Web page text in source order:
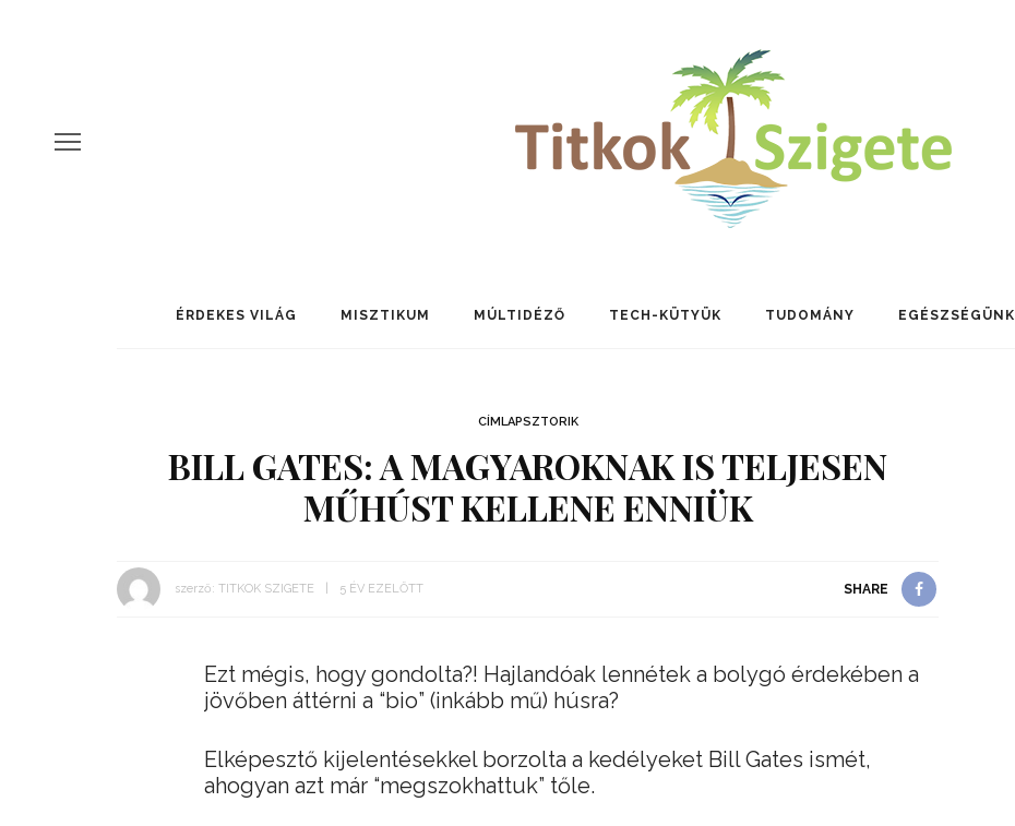
ÉRDEKES VILÁG MISZTIKUM MÚLTIDÉZŐ TECH-KÜTYÜK TUDOMÁNY EGÉSZSÉGÜNK
CÍMLAPSZTORIK
BILL GATES: A MAGYAROKNAK IS TELJESEN
MŰHÚST KELLENE ENNIÜK
szerző: TITKOK SZIGETE 5 ÉV EZELŐTT SHARE
Ezt mégis, hogy gondolta?! Hajlandóak lennétek a bolygó érdekében a
jövőben áttérni a “bio” (inkább mű) húsra?
Elképesztő kijelentésekkel borzolta a kedélyeket Bill Gates ismét,
ahogyan azt már “megszokhattuk” tőle.